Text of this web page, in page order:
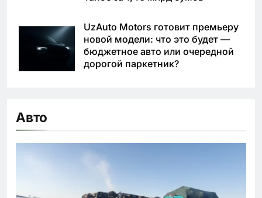
UzAuto Motors готовит премьеру
новой модели: что это будет —
бюджетное авто или очередной
дорогой паркетник?
Авто